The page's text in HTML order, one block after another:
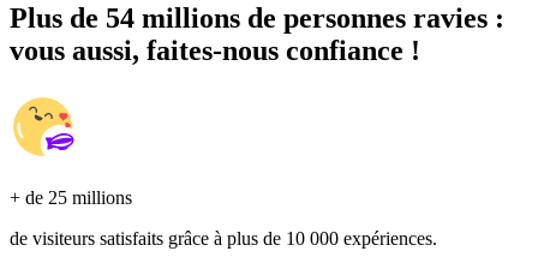
Plus de 54 millions de personnes ravies :
vous aussi, faites-nous confiance !
+ de 25 millions
de visiteurs satisfaits grâce à plus de 10 000 expériences.